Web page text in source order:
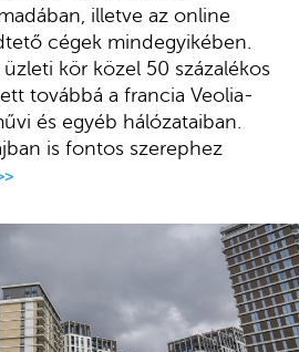
illetve az online
cégek mindegyikében.
kör közel 50 százalékos
továbbá a francia Veolia-
és egyéb hálózataiban.
is fontos szerephez